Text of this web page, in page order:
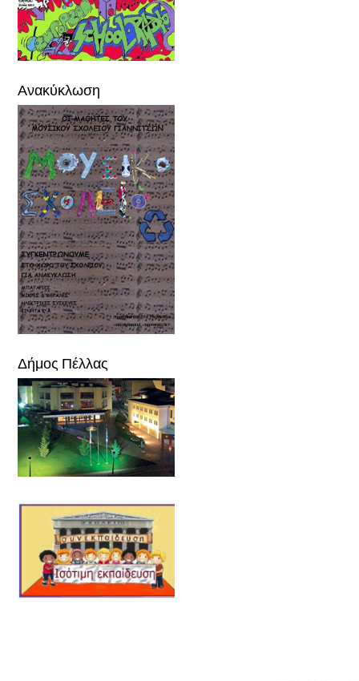
Ανακύκλωση
Δήμος Πέλλας